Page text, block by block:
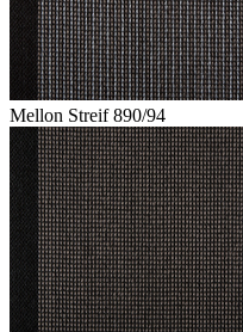
Mellon Streif 890/94